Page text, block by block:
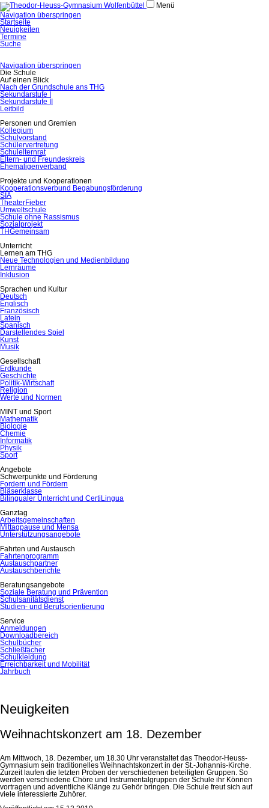
Menü
Navigation überspringen
Startseite
Neuigkeiten
Termine
Suche
Navigation überspringen
Die Schule
Auf einen Blick
Nach der Grundschule ans THG
Sekundarstufe I
Sekundarstufe II
Leitbild
Personen und Gremien
Kollegium
Schulvorstand
Schülervertretung
Schulelternrat
Eltern- und Freundeskreis
Ehemaligenverband
Projekte und Kooperationen
Kooperationsverbund Begabungsförderung
SIA
TheaterFieber
Umweltschule
Schule ohne Rassismus
Sozialprojekt
THGemeinsam
Unterricht
Lernen am THG
Neue Technologien und Medienbildung
Lernräume
Inklusion
Sprachen und Kultur
Deutsch
Englisch
Französisch
Latein
Spanisch
Darstellendes Spiel
Kunst
Musik
Gesellschaft
Erdkunde
Geschichte
Politik-Wirtschaft
Religion
Werte und Normen
MINT und Sport
Mathematik
Biologie
Chemie
Informatik
Physik
Sport
Angebote
Schwerpunkte und Förderung
Fordern und Fördern
Bläserklasse
Bilingualer Unterricht und CertiLingua
Ganztag
Arbeitsgemeinschaften
Mittagpause und Mensa
Unterstützungsangebote
Fahrten und Austausch
Fahrtenprogramm
Austauschpartner
Austauschberichte
Beratungsangebote
Soziale Beratung und Prävention
Schulsanitätsdienst
Studien- und Berufsorientierung
Service
Anmeldungen
Downloadbereich
Schulbücher
Schließfächer
Schulkleidung
Erreichbarkeit und Mobilität
Jahrbuch
Neuigkeiten
Weihnachtskonzert am 18. Dezember
Am Mittwoch, 18. Dezember, um 18.30 Uhr veranstaltet das Theodor-Heuss-
Gymnasium sein traditionelles Weihnachtskonzert in der St.-Johannis-Kirche.
Zurzeit laufen die letzten Proben der verschiedenen beteiligten Gruppen. So
werden verschiedene Chöre und Instrumentalgruppen der Schule ihr Können
vortragen und adventliche Klänge zu Gehör bringen. Die Schule freut sich auf
viele interessierte Zuhörer.